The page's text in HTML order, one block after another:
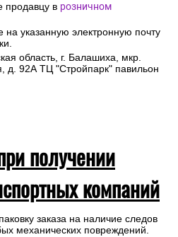
продавцу в розничном
на указанную электронную почту
область, г. Балашиха, мкр.
д. 92А ТЦ "Стройпарк" павильон
получении
компаний
заказа на наличие следов
механических повреждений.